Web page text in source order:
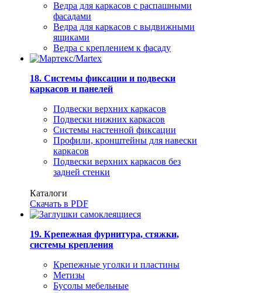
Ведра для каркасов с распашными
фасадами
Ведра для каркасов с выдвижными
ящиками
Ведра с креплением к фасаду
18. Системы фиксации и подвески
каркасов и панелей
Подвески верхних каркасов
Подвески нижних каркасов
Системы настенной фиксации
Профили, кронштейны для навески
каркасов
Подвески верхних каркасов без
задней стенки
Каталоги
Скачать в PDF
19. Крепежная фурнитура, стяжки,
системы крепления
Крепежные уголки и пластины
Метизы
Бусолы мебельные